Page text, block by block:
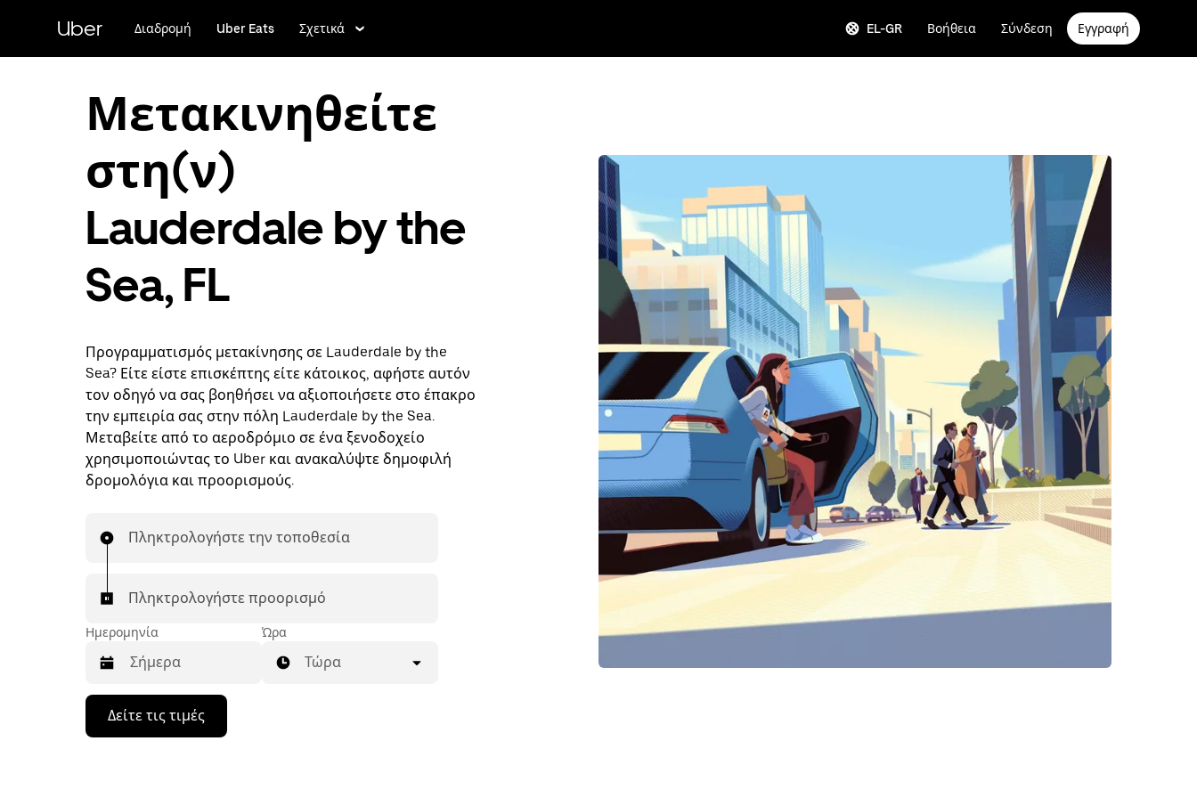
περιεχόμενο
Uber Διαδρομή Uber Eats Σχετικά EL-GR Βοήθεια Σύνδεση Εγγραφή
Μετακινηθείτε
στη(ν)
Lauderdale by the
Sea, FL
Προγραμματισμός μετακίνησης σε Lauderdale by the
Sea? Είτε είστε επισκέπτης είτε κάτοικος, αφήστε αυτόν
τον οδηγό να σας βοηθήσει να αξιοποιήσετε στο έπακρο
την εμπειρία σας στην πόλη Lauderdale by the Sea.
Μεταβείτε από το αεροδρόμιο σε ένα ξενοδοχείο
χρησιμοποιώντας το Uber και ανακαλύψτε δημοφιλή
δρομολόγια και προορισμούς.
Πληκτρολογήστε την τοποθεσία
Πληκτρολογήστε προορισμό
Ημερομηνία
Πατήστε
πλήκτρο
Ώρα
Τώρα
Δείτε τις τιμές